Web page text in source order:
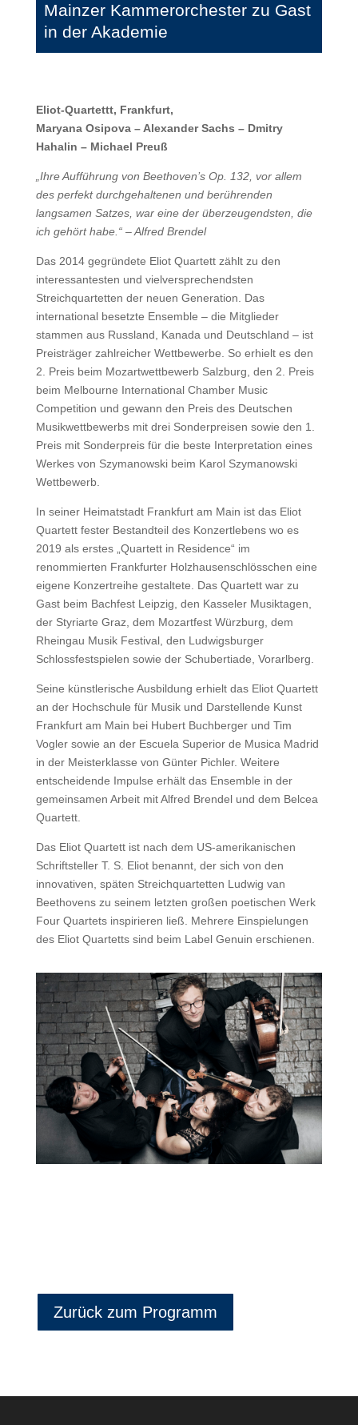
Mainzer Kammerorchester zu Gast
in der Akademie
Eliot-Quartettt, Frankfurt,
Maryana Osipova – Alexander Sachs – Dmitry
Hahalin – Michael Preuß
„Ihre Aufführung von Beethoven’s Op. 132, vor allem
des perfekt durchgehaltenen und berührenden
langsamen Satzes, war eine der überzeugendsten, die
ich gehört habe.“ – Alfred Brendel
Das 2014 gegründete Eliot Quartett zählt zu den
interessantesten und vielversprechendsten
Streichquartetten der neuen Generation. Das
international besetzte Ensemble – die Mitglieder
stammen aus Russland, Kanada und Deutschland – ist
Preisträger zahlreicher Wettbewerbe. So erhielt es den
2. Preis beim Mozartwettbewerb Salzburg, den 2. Preis
beim Melbourne International Chamber Music
Competition und gewann den Preis des Deutschen
Musikwettbewerbs mit drei Sonderpreisen sowie den 1.
Preis mit Sonderpreis für die beste Interpretation eines
Werkes von Szymanowski beim Karol Szymanowski
Wettbewerb.
In seiner Heimatstadt Frankfurt am Main ist das Eliot
Quartett fester Bestandteil des Konzertlebens wo es
2019 als erstes „Quartett in Residence“ im
renommierten Frankfurter Holzhausenschlösschen eine
eigene Konzertreihe gestaltete. Das Quartett war zu
Gast beim Bachfest Leipzig, den Kasseler Musiktagen,
der Styriarte Graz, dem Mozartfest Würzburg, dem
Rheingau Musik Festival, den Ludwigsburger
Schlossfestspielen sowie der Schubertiade, Vorarlberg.
Seine künstlerische Ausbildung erhielt das Eliot Quartett
an der Hochschule für Musik und Darstellende Kunst
Frankfurt am Main bei Hubert Buchberger und Tim
Vogler sowie an der Escuela Superior de Musica Madrid
in der Meisterklasse von Günter Pichler. Weitere
entscheidende Impulse erhält das Ensemble in der
gemeinsamen Arbeit mit Alfred Brendel und dem Belcea
Quartett.
Das Eliot Quartett ist nach dem US-amerikanischen
Schriftsteller T. S. Eliot benannt, der sich von den
innovativen, späten Streichquartetten Ludwig van
Beethovens zu seinem letzten großen poetischen Werk
Four Quartets inspirieren ließ. Mehrere Einspielungen
des Eliot Quartetts sind beim Label Genuin erschienen.
Zurück zum Programm